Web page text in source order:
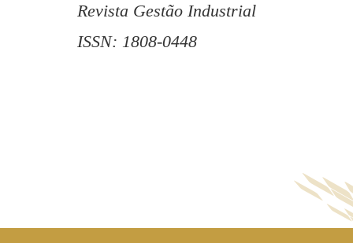
Revista Gestão Industrial
ISSN: 1808-0448